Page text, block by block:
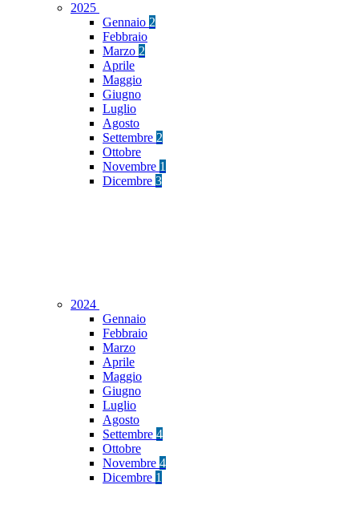
2025
Gennaio 2
Febbraio
Marzo 2
Aprile
Maggio
Giugno
Luglio
Agosto
Settembre 2
Ottobre
Novembre 1
Dicembre 3
2024
Gennaio
Febbraio
Marzo
Aprile
Maggio
Giugno
Luglio
Agosto
Settembre 4
Ottobre
Novembre 4
Dicembre 1